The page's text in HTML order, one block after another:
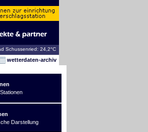
Schussenried: 24,2°C
wetterdaten-archiv
Darstellung